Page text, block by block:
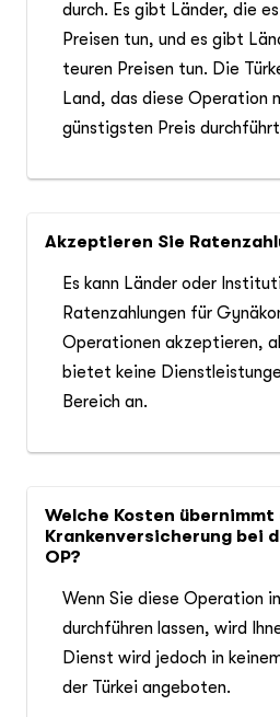
durch. Es gibt Länder, die
Preisen tun, und es gibt
teuren Preisen tun. Die
Land, das diese Operation
günstigsten Preis
Akzeptieren Sie
Es kann Länder oder
Ratenzahlungen für
Operationen akzeptieren,
bietet keine
Bereich an.
Welche Kosten übernimmt
Krankenversicherung bei
OP?
Wenn Sie diese Operation
durchführen lassen, wird
Dienst wird jedoch in
der Türkei angeboten.